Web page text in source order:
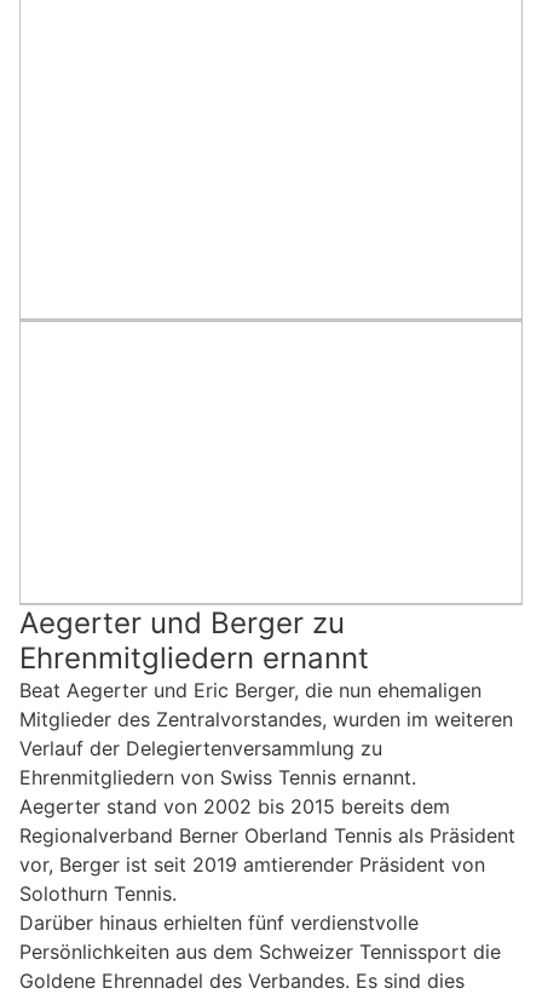
Aegerter und Berger zu
Ehrenmitgliedern ernannt
Beat Aegerter und Eric Berger, die nun ehemaligen
Mitglieder des Zentralvorstandes, wurden im weiteren
Verlauf der Delegiertenversammlung zu
Ehrenmitgliedern von Swiss Tennis ernannt.
Aegerter stand von 2002 bis 2015 bereits dem
Regionalverband Berner Oberland Tennis als Präsident
vor, Berger ist seit 2019 amtierender Präsident von
Solothurn Tennis.
Darüber hinaus erhielten fünf verdienstvolle
Persönlichkeiten aus dem Schweizer Tennissport die
Goldene Ehrennadel des Verbandes. Es sind dies